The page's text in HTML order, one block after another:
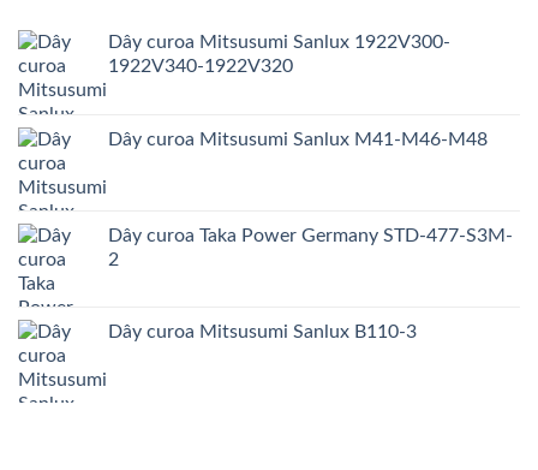
Dây curoa Mitsusumi Sanlux 1922V300-
1922V340-1922V320
Dây curoa Mitsusumi Sanlux M41-M46-M48
Dây curoa Taka Power Germany STD-477-S3M-
2
Dây curoa Mitsusumi Sanlux B110-3